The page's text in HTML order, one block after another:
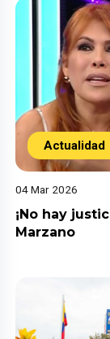
Actualidad
04 Mar 2026
¡No hay
Marzano